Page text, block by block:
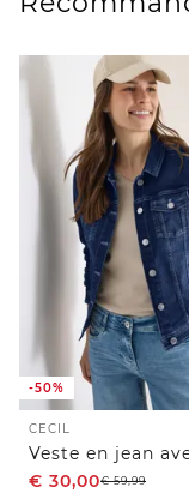
-50%
CECIL
€ 30,00€59,99